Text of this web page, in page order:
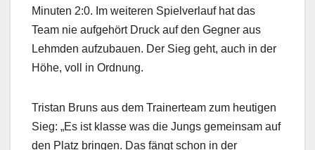
Minuten 2:0. Im weiteren Spielverlauf hat das
Team nie aufgehört Druck auf den Gegner aus
Lehmden aufzubauen. Der Sieg geht, auch in der
Höhe, voll in Ordnung.
Tristan Bruns aus dem Trainerteam zum heutigen
Sieg: „Es ist klasse was die Jungs gemeinsam auf
den Platz bringen. Das fängt schon in der